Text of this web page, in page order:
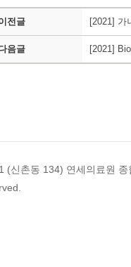
전글 [2021] 가
음글 [2021]
1 (신촌동 134) 연세의료